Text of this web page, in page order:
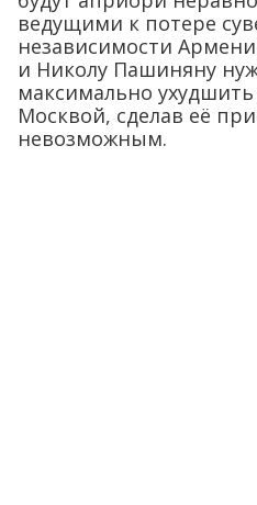
ведущими к потере
независимости
и Николу Пашиняну
максимально
Москвой, сделав её
невозможным.